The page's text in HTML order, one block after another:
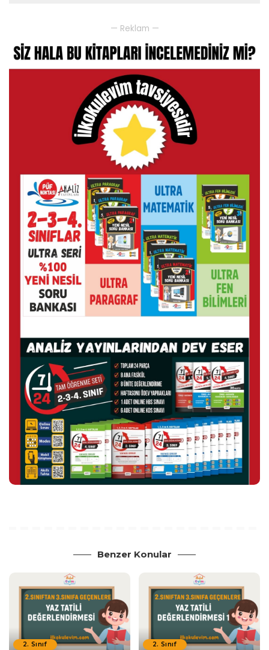
— Reklam —
Benzer Konular
2. Sınıf
2. Sınıf